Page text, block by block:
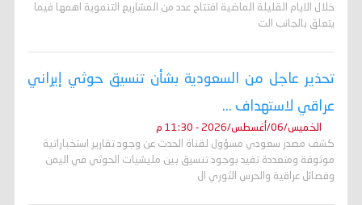
خلال الايام القليلة الماضية افتتاح عدد من المشاريع التنموية اهمها فيما
يتعلق بالجانب الت
تحذير عاجل من السعودية بشأن تنسيق حوثي إيراني
عراقي لاستهداف ...
الخميس/06/أغسطس/2026 - 11:30 م
كشف مصدر سعودي مسؤول لقناة الحدث عن وجود تقارير استخباراتية
موثوقة ومتعددة تفيد بوجود تنسيق بين مليشيات الحوثي في اليمن
وفصائل عراقية والحرس الثوري ال